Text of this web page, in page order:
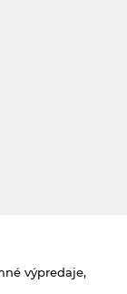
výpredaje,